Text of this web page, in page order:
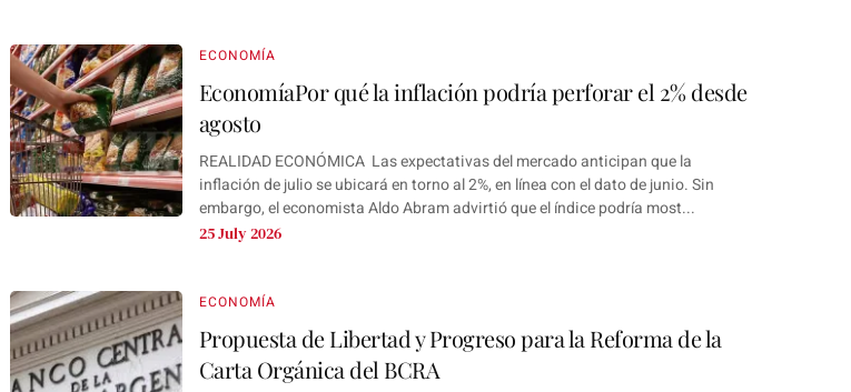
ECONOMÍA
EconomíaPor qué la inflación podría perforar el 2% desde
agosto
REALIDAD ECONÓMICA Las expectativas del mercado anticipan que la
inflación de julio se ubicará en torno al 2%, en línea con el dato de junio. Sin
embargo, el economista Aldo Abram advirtió que el índice podría most...
25 July 2026
ECONOMÍA
Propuesta de Libertad y Progreso para la Reforma de la
Carta Orgánica del BCRA